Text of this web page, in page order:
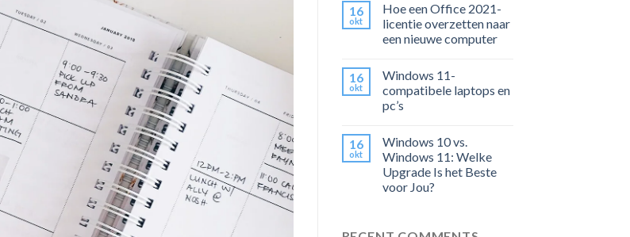
16
okt
Hoe een Office 2021-
licentie overzetten naar
een nieuwe computer
16
okt
Windows 11-
compatibele laptops en
pc’s
16
okt
Windows 10 vs.
Windows 11: Welke
Upgrade Is het Beste
voor Jou?